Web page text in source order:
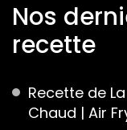
Nos
recette
Recette de
Chaud | Air